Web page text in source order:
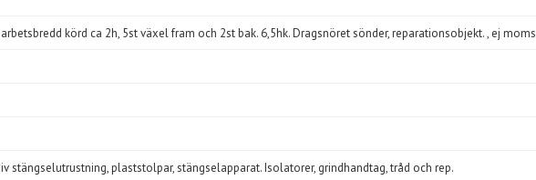
körd ca 2h, 5st växel fram och 2st bak. 6,5hk. Dragsnöret sönder, reparationsobjekt. , ej moms
stängselutrustning, plaststolpar, stängselapparat. Isolatorer, grindhandtag, tråd och rep.